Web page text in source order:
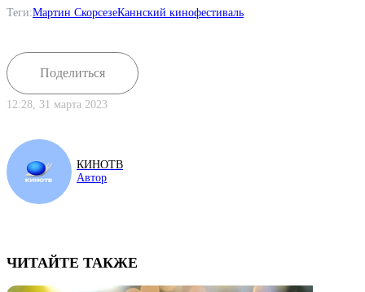
Теги:Мартин СкорсезеКаннский кинофестиваль
Поделиться
12:28, 31 марта 2023
КИНОТВ
Автор
ЧИТАЙТЕ ТАКЖЕ